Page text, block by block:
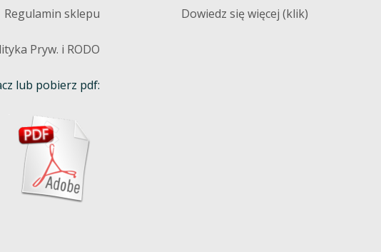
Regulamin sklepu
Pryw. i RODO
lub pobierz pdf:
Dowiedz się więcej (klik)